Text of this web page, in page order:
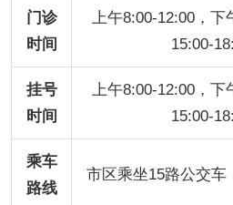
门诊
时间
上午8:00-12:00，
15:00-
挂号
时间
上午8:00-12:00，
15:00-
乘车
路线
市区乘坐15路公交